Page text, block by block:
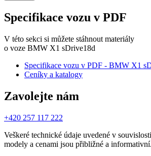
Specifikace vozu v PDF
V této sekci si můžete stáhnout materiály
o voze BMW X1 sDrive18d
Specifikace vozu v PDF - BMW X1
Ceníky a katalogy
Zavolejte nám
+420 257 117 222
Veškeré technické údaje uvedené v
modely a cenami jsou přibližné a informativní.